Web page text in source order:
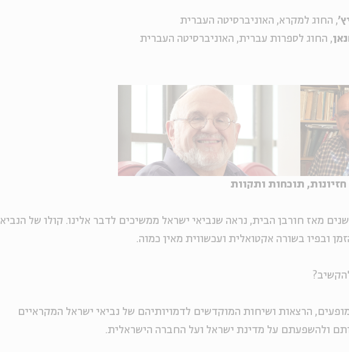
, החוג למקרא, האוניברסיטה העברית
, החוג לספרות עברית, האוניברסיטה העברית
חזיונות, תוכחות ותקוות
מאז חורבן הבית, נראה שנביאי ישראל ממשיכים לדבר אלינו. קולו של הנביא
ובפיו בשורה אקטואלית ועכשווית מאין כמוה.
הרצאות ושיחות המוקדשים לדמויותיהם של נביאי ישראל המקראיים
ולהשפעתם על מדינת ישראל ועל החברה הישראלית.